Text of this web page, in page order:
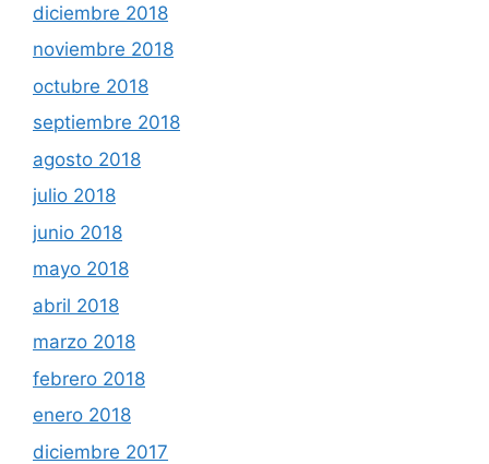
diciembre 2018
noviembre 2018
octubre 2018
septiembre 2018
agosto 2018
julio 2018
junio 2018
mayo 2018
abril 2018
marzo 2018
febrero 2018
enero 2018
diciembre 2017